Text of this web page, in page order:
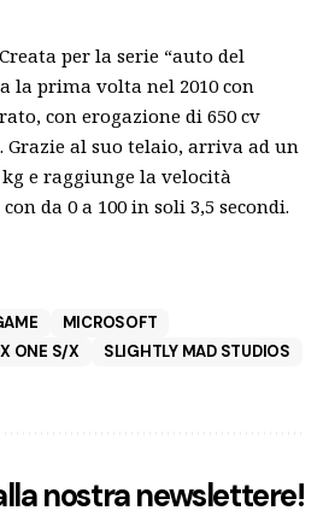
per la serie “auto del
la prima volta nel 2010 con
con erogazione di 650 cv
al suo telaio, arriva ad un
e raggiunge la velocità
da 0 a 100 in soli 3,5 secondi.
MICROSOFT
ONE S/X
SLIGHTLY MAD STUDIOS
nostra newslettere!